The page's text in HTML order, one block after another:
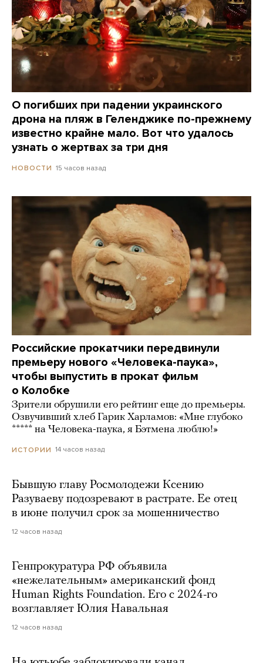
О погибших при падении украинского
дрона на пляж в Геленджике по-прежнему
известно крайне мало. Вот что удалось
узнать о жертвах за три дня
НОВОСТИ 15 часов назад
Российские прокатчики передвинули
премьеру нового «Человека-паука»,
чтобы выпустить в прокат фильм
о Колобке
Зрители обрушили его рейтинг еще до премьеры.
Озвучивший хлеб Гарик Харламов: «Мне глубоко
***** на Человека-паука, я Бэтмена люблю!»
ИСТОРИИ 14 часов назад
Бывшую главу Росмолодежи Ксению
Разуваеву подозревают в растрате. Ее отец
в июне получил срок за мошенничество
12 часов назад
Генпрокуратура РФ объявила
«нежелательным» американский фонд
Human Rights Foundation. Его с 2024-го
возглавляет Юлия Навальная
12 часов назад